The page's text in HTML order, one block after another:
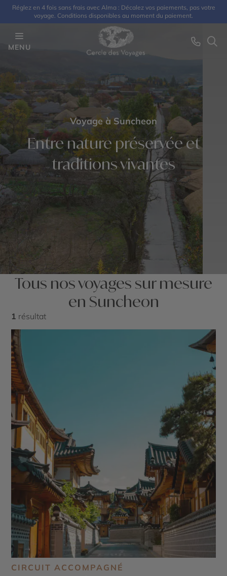
Réglez en 4 fois sans frais avec Alma : Décalez vos paiements, pas votre
voyage. Conditions disponibles au moment du paiement.
MENU
Voyage à Suncheon
Entre nature préservée et
traditions vivantes
Tous nos voyages sur mesure
en Suncheon
1 résultat
CIRCUIT ACCOMPAGNÉ